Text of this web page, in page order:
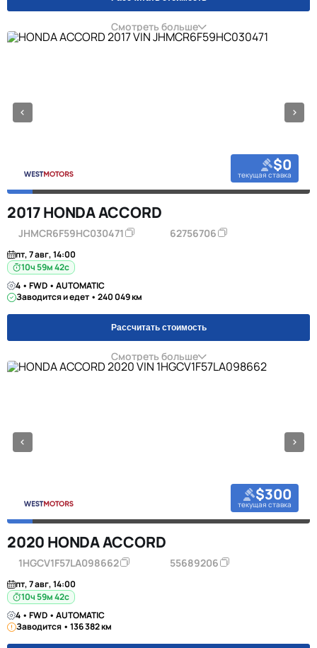
Смотреть больше
$0
текущая ставка
2017 HONDA ACCORD
JHMCR6F59HC030471 62756706
пт, 7 авг, 14:00
10ч 59м 42с
4 • FWD • AUTOMATIC
Заводится и едет • 240 049 км
Рассчитать стоимость
Смотреть больше
$300
текущая ставка
2020 HONDA ACCORD
1HGCV1F57LA098662 55689206
пт, 7 авг, 14:00
10ч 59м 42с
4 • FWD • AUTOMATIC
Заводится • 136 382 км